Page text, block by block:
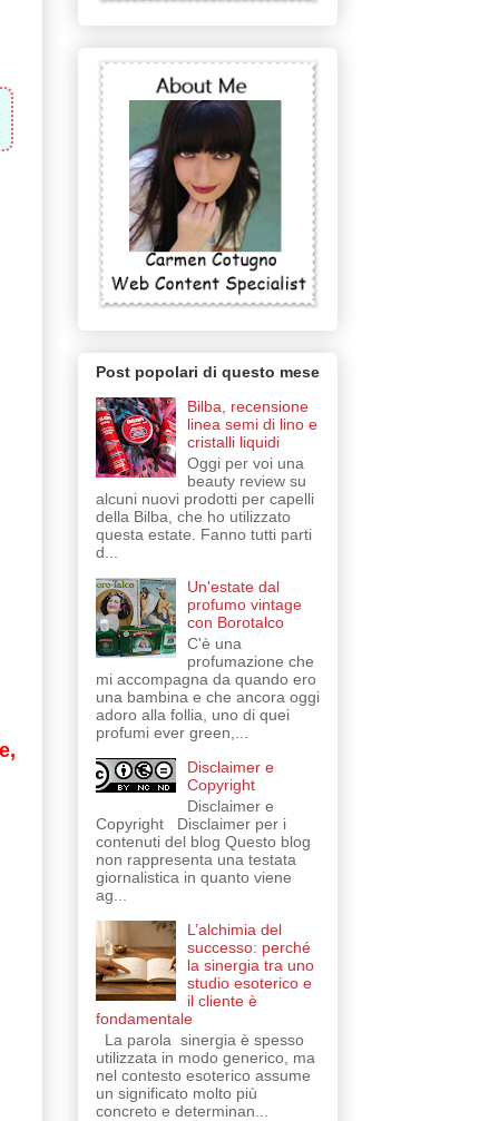
Post popolari di questo mese
Bilba, recensione
linea semi di lino e
cristalli liquidi
Oggi per voi una
beauty review su
alcuni nuovi prodotti per capelli
della Bilba, che ho utilizzato
questa estate. Fanno tutti parti
d...
Un'estate dal
profumo vintage
con Borotalco
C'è una
profumazione che
mi accompagna da quando ero
una bambina e che ancora oggi
adoro alla follia, uno di quei
profumi ever green,...
Disclaimer e
Copyright
Disclaimer e
Copyright Disclaimer per i
contenuti del blog Questo blog
non rappresenta una testata
giornalistica in quanto viene
ag...
L’alchimia del
successo: perché
la sinergia tra uno
studio esoterico e
il cliente è
fondamentale
La parola sinergia è spesso
utilizzata in modo generico, ma
nel contesto esoterico assume
un significato molto più
concreto e determinan...